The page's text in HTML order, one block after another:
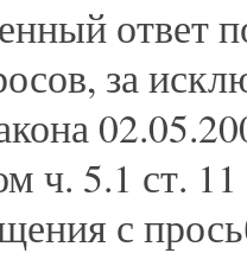
ответ
за
ч. 5.1 ст.
с